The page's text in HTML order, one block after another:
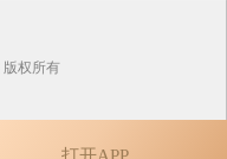
打开APP
版权所有